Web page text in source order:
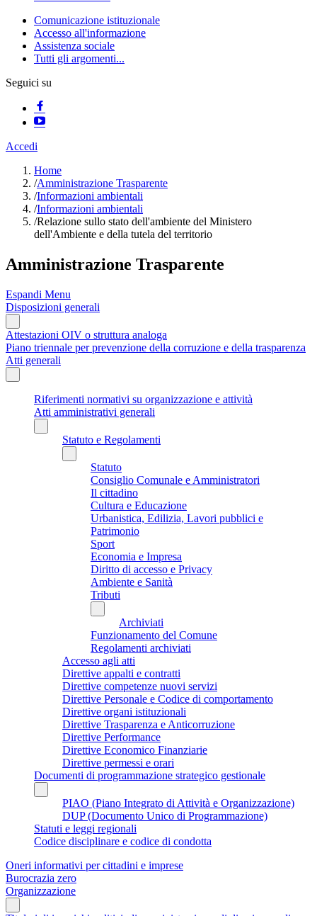
Comunicazione istituzionale
Accesso all'informazione
Assistenza sociale
Tutti gli argomenti...
Seguici su
Accedi
Home
/Amministrazione Trasparente
/Informazioni ambientali
/Informazioni ambientali
/Relazione sullo stato dell'ambiente del Ministero
dell'Ambiente e della tutela del territorio
Amministrazione Trasparente
Espandi Menu
Disposizioni generali
Attestazioni OIV o struttura analoga
Piano triennale per prevenzione della corruzione e della trasparenza
Atti generali
Riferimenti normativi su organizzazione e attività
Atti amministrativi generali
Statuto e Regolamenti
Statuto
Consiglio Comunale e Amministratori
Il cittadino
Cultura e Educazione
Urbanistica, Edilizia, Lavori pubblici e
Patrimonio
Sport
Economia e Impresa
Diritto di accesso e Privacy
Ambiente e Sanità
Tributi
Archiviati
Funzionamento del Comune
Regolamenti archiviati
Accesso agli atti
Direttive appalti e contratti
Direttive competenze nuovi servizi
Direttive Personale e Codice di comportamento
Direttive organi istituzionali
Direttive Trasparenza e Anticorruzione
Direttive Performance
Direttive Economico Finanziarie
Direttive permessi e orari
Documenti di programmazione strategico gestionale
PIAO (Piano Integrato di Attività e Organizzazione)
DUP (Documento Unico di Programmazione)
Statuti e leggi regionali
Codice disciplinare e codice di condotta
Oneri informativi per cittadini e imprese
Burocrazia zero
Organizzazione